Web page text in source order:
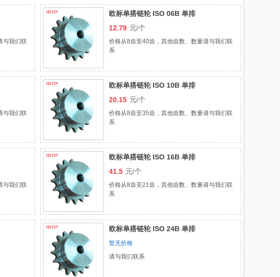
与我们联
欧标单搭链轮 ISO 06B 单排
12.79 元/个
价格从8齿至40齿，其他齿数、数量请与我们联
系
与我们联
欧标单搭链轮 ISO 10B 单排
20.15 元/个
价格从8齿至35齿，其他齿数、数量请与我们联
系
与我们联
欧标单搭链轮 ISO 16B 单排
41.5 元/个
价格从8齿至21齿，其他齿数、数量请与我们联
系
欧标单搭链轮 ISO 24B 单排
暂无价格
请与我们联系